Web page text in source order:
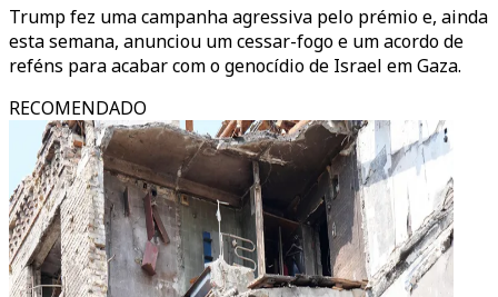
Trump fez uma campanha agressiva pelo prémio e, ainda
esta semana, anunciou um cessar-fogo e um acordo de
reféns para acabar com o genocídio de Israel em Gaza.
RECOMENDADO